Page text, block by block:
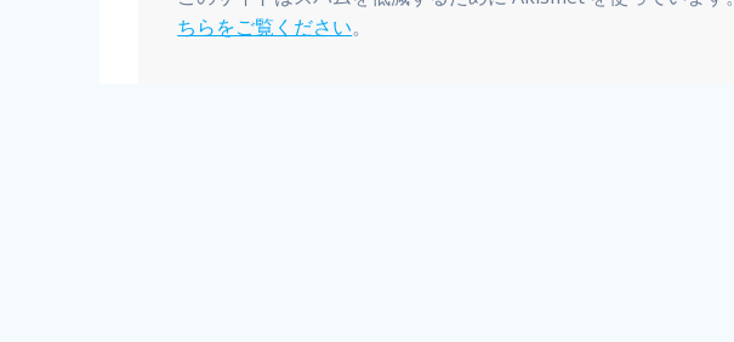
ちらをご覧ください。